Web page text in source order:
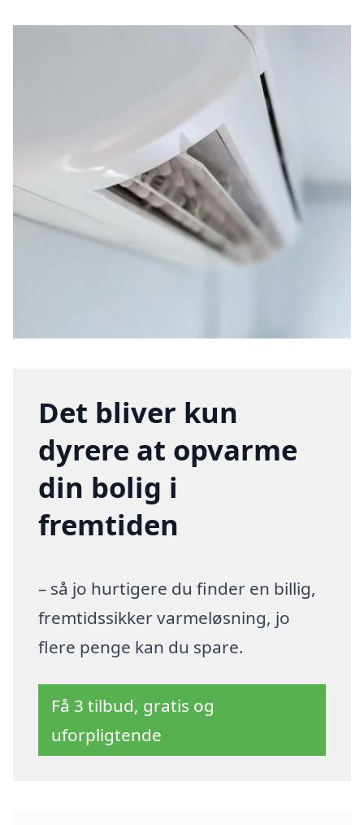
Det bliver kun
dyrere at opvarme
din bolig i
fremtiden
– så jo hurtigere du finder en billig,
fremtidssikker varmeløsning, jo
flere penge kan du spare.
Få 3 tilbud, gratis og
uforpligtende